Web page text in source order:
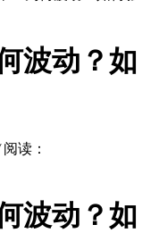
波动？如
阅读：
波动？如